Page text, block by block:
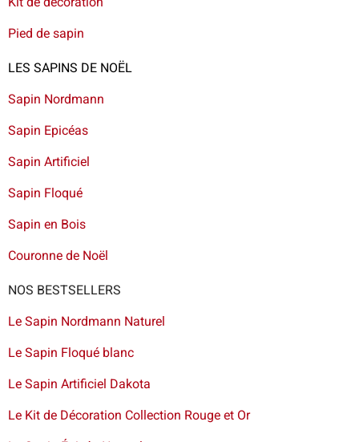
Pied de sapin
LES SAPINS DE NOËL
Sapin Nordmann
Sapin Epicéas
Sapin Artificiel
Sapin Floqué
Sapin en Bois
Couronne de Noël
NOS BESTSELLERS
Le Sapin Nordmann Naturel
Le Sapin Floqué blanc
Le Sapin Artificiel Dakota
Le Kit de Décoration Collection Rouge et Or